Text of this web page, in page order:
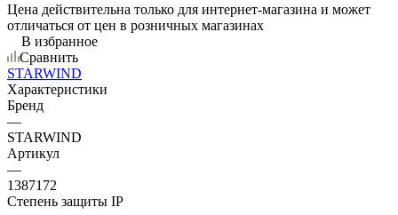
Цена действительна только для интернет-магазина и может
отличаться от цен в розничных магазинах
В избранное
Сравнить
STARWIND
Характеристики
Бренд
—
STARWIND
Артикул
—
1387172
Степень защиты IP